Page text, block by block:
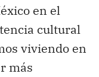
en el
cultural
viviendo en
más